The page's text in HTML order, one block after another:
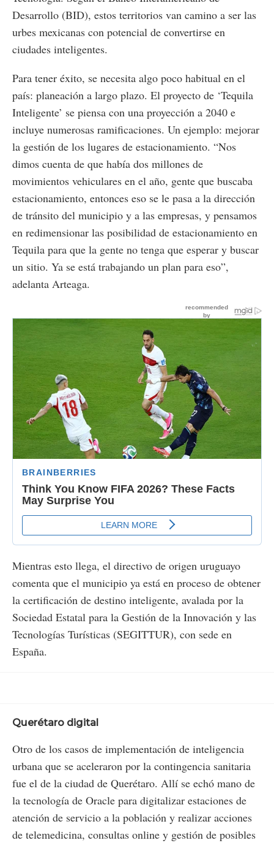
Desarrollo (BID), estos territorios van camino a ser las
urbes mexicanas con potencial de convertirse en
ciudades inteligentes.
Para tener éxito, se necesita algo poco habitual en el
país: planeación a largo plazo. El proyecto de ‘Tequila
Inteligente’ se piensa con una proyección a 2040 e
incluye numerosas ramificaciones. Un ejemplo: mejorar
la gestión de los lugares de estacionamiento. “Nos
dimos cuenta de que había dos millones de
movimientos vehiculares en el año, gente que buscaba
estacionamiento, entonces eso se le pasa a la dirección
de tránsito del municipio y a las empresas, y pensamos
en redimensionar las posibilidad de estacionamiento en
Tequila para que la gente no tenga que esperar y buscar
un sitio. Ya se está trabajando un plan para eso”,
adelanta Arteaga.
Mientras esto llega, el directivo de origen uruguayo
comenta que el municipio ya está en proceso de obtener
la certificación de destino inteligente, avalada por la
Sociedad Estatal para la Gestión de la Innovación y las
Tecnologías Turísticas (SEGITTUR), con sede en
España.
Querétaro digital
Otro de los casos de implementación de inteligencia
urbana que se aceleraron por la contingencia sanitaria
fue el de la ciudad de Querétaro. Allí se echó mano de
la tecnología de Oracle para digitalizar estaciones de
atención de servicio a la población y realizar acciones
de telemedicina, consultas online y gestión de posibles